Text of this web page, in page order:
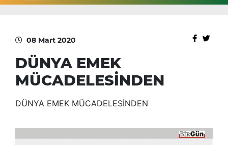
08 Mart 2020
DÜNYA EMEK
MÜCADELESİNDEN
DÜNYA EMEK MÜCADELESİNDEN